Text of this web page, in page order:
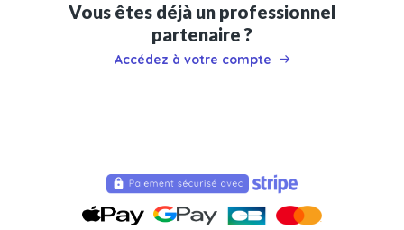
Vous êtes déjà un professionnel
partenaire ?
Accédez à votre compte